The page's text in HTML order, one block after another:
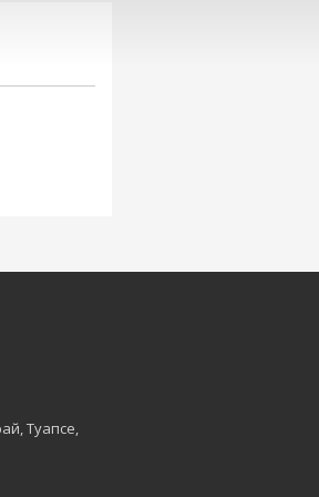
Туапсе,